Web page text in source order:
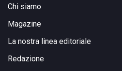
Chi siamo
Magazine
La nostra linea editoriale
Redazione